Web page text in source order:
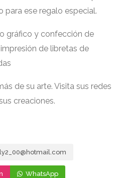
para ese regalo especial.
gráfico y confección de
de libretas de
de su arte. Visita sus redes
creaciones.
WhatsApp